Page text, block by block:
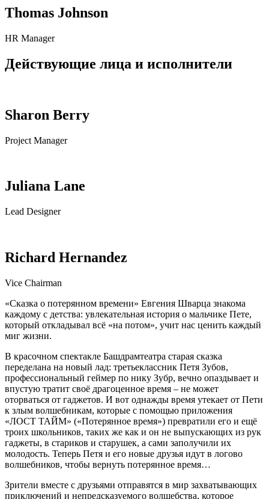
Thomas Johnson
HR Manager
Действующие лица и исполнители
Sharon Berry
Project Manager
Juliana Lane
Lead Designer
Richard Hernandez
Vice Chairman
«Сказка о потерянном времени» Евгения Шварца знакома
каждому с детства: увлекательная история о мальчике Пете,
который откладывал всё «на потом», учит нас ценить каждый
миг жизни.
В красочном спектакле Башдрамтеатра старая сказка
переделана на новый лад: третьеклассник Петя Зубов,
профессиональный геймер по нику Зубр, вечно опаздывает и
впустую тратит своё драгоценное время – не может
оторваться от гаджетов. И вот однажды время утекает от Пети
к злым волшебникам, которые с помощью приложения
«ЛОСТ ТАЙМ» («Потерянное время») превратили его и ещё
троих школьников, таких же как и он не выпускающих из рук
гаджеты, в стариков и старушек, а сами заполучили их
молодость. Теперь Петя и его новые друзья идут в логово
волшебников, чтобы вернуть потерянное время…
Зрители вместе с друзьями отправятся в мир захватывающих
приключений и непредсказуемого волшебства, которое